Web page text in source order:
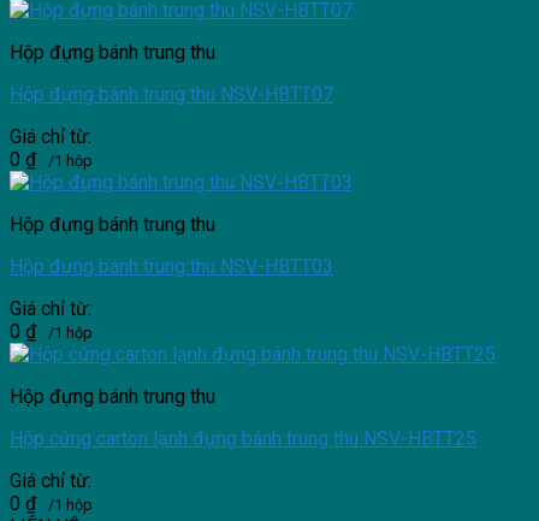
Hộp đựng bánh trung thu
Hộp đựng bánh trung thu NSV-HBTT07
Giá chỉ từ:
0 ₫ /1 hộp
Hộp đựng bánh trung thu
Hộp đựng bánh trung thu NSV-HBTT03
Giá chỉ từ:
0 ₫ /1 hộp
Hộp đựng bánh trung thu
Hộp cứng carton lạnh đựng bánh trung thu NSV-HBTT25
Giá chỉ từ:
0 ₫ /1 hộp